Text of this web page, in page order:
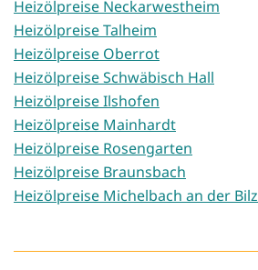
Heizölpreise Neckarwestheim
Heizölpreise Talheim
Heizölpreise Oberrot
Heizölpreise Schwäbisch Hall
Heizölpreise Ilshofen
Heizölpreise Mainhardt
Heizölpreise Rosengarten
Heizölpreise Braunsbach
Heizölpreise Michelbach an der Bilz